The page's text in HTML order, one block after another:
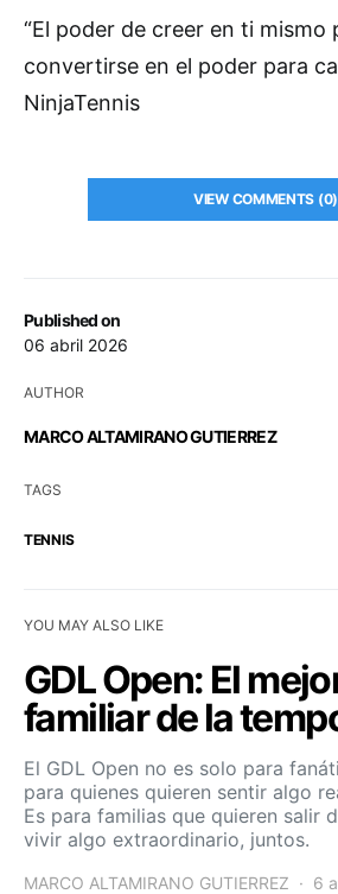
Published on
06 abril 2026
AUTHOR
MARCO ALTAMIRANO GUTIERREZ
TAGS
TENNIS
“El poder de creer en ti mismo
convertirse en el poder para
NinjaTennis
VIEW COMMENTS (0)
YOU MAY ALSO LIKE
GDL Open: El
familiar de la
El GDL Open no es solo para
para quienes quieren sentir algo
Es para familias que quieren salir
vivir algo extraordinario, juntos.
MARCO ALTAMIRANO GUTIERREZ
6